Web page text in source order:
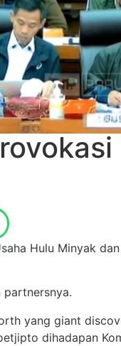
Hulu Minyak
yang giant
dihadapan